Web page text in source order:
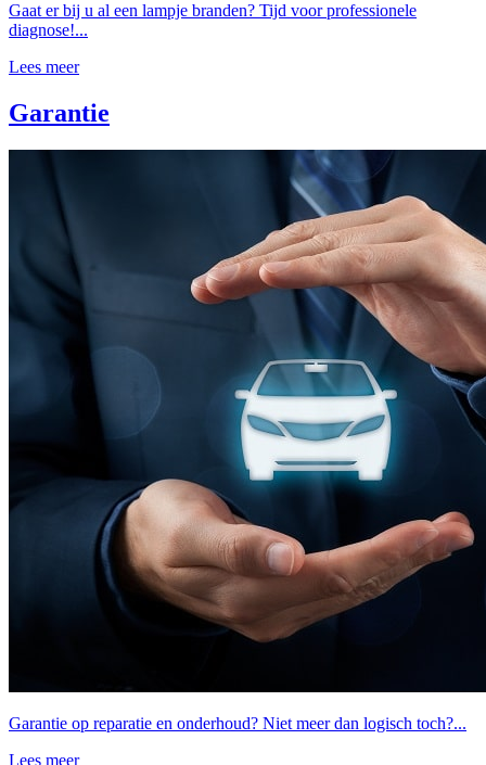
Gaat er bij u al een lampje branden? Tijd voor professionele
diagnose!...
Lees meer
Garantie
Garantie op reparatie en onderhoud? Niet meer dan logisch toch?...
Lees meer